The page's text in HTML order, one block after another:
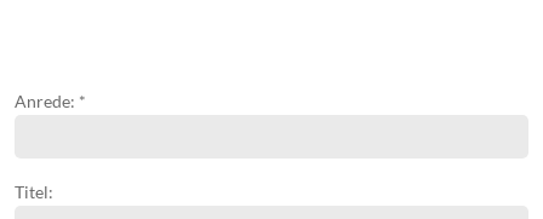
Anrede: *
Titel: